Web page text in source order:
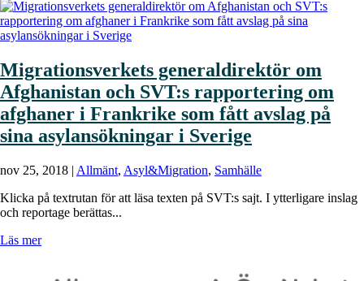
Migrationsverkets generaldirektör om
Afghanistan och SVT:s rapportering om
afghaner i Frankrike som fått avslag på
sina asylansökningar i Sverige
nov 25, 2018 | Allmänt, Asyl&Migration, Samhälle
Klicka på textrutan för att läsa texten på SVT:s sajt. I ytterligare inslag
och reportage berättas...
Läs mer